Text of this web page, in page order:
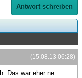
Antwort schreiben
(15.08.13 06:28)
Das war eher ne